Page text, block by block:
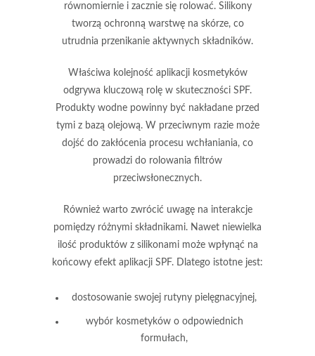
równomiernie i zacznie się rolować. Silikony
tworzą ochronną warstwę na skórze, co
utrudnia przenikanie aktywnych składników.
Właściwa kolejność aplikacji kosmetyków
odgrywa kluczową rolę w skuteczności SPF.
Produkty wodne powinny być nakładane przed
tymi z bazą olejową. W przeciwnym razie może
dojść do zakłócenia procesu wchłaniania, co
prowadzi do rolowania filtrów
przeciwsłonecznych.
Również warto zwrócić uwagę na interakcje
pomiędzy różnymi składnikami. Nawet niewielka
ilość produktów z silikonami może wpłynąć na
końcowy efekt aplikacji SPF. Dlatego istotne jest:
dostosowanie swojej rutyny pielęgnacyjnej,
wybór kosmetyków o odpowiednich
formułach,